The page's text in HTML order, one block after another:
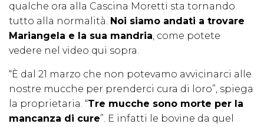
qualche ora alla Cascina Moretti sta tornando
tutto alla normalità. Noi siamo andati a trovare
Mariangela e la sua mandria, come potete
vedere nel video qui sopra.
“È dal 21 marzo che non potevamo avvicinarci alle
nostre mucche per prenderci cura di loro”, spiega
la proprietaria. “Tre mucche sono morte per la
mancanza di cure”. E infatti le bovine da quel